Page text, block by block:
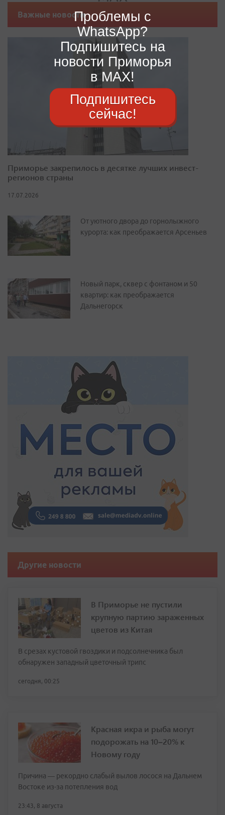
Важные новости
Приморье закрепилось в десятке лучших инвест-
регионов страны
17.07.2026
От уютного двора до горнолыжного
курорта: как преображается Арсеньев
Новый парк, сквер с фонтаном и 50
квартир: как преображается
Дальнегорск
Другие новости
В Приморье не пустили
крупную партию зараженных
цветов из Китая
В срезах кустовой гвоздики и подсолнечника был
обнаружен западный цветочный трипс
сегодня, 00:25
Красная икра и рыба могут
подорожать на 10–20% к
Новому году
Причина — рекордно слабый вылов лосося на Дальнем
Востоке из-за потепления вод
23:43, 8 августа
Проблемы с
WhatsApp?
Подпишитесь на
новости Приморья
в MAX!
Подпишитесь
сейчас!